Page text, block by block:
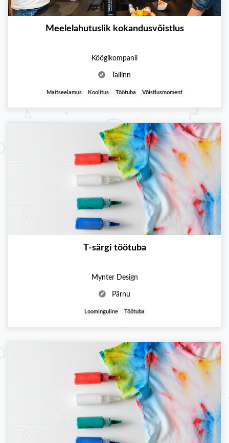
Meelelahutuslik kokandusvõistlus
Köögikompanii
Tallinn
Maitseelamus Koolitus Töötuba Võistlusmoment
T-särgi töötuba
Mynter Design
Pärnu
Loominguline Töötuba